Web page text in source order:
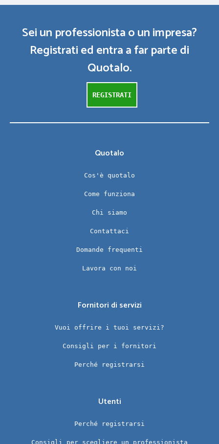
Sei un professionista o un impresa?
Registrati ed entra a far parte di
Quotalo.
REGISTRATI
Quotalo
Cos'è quotalo
Come funziona
Chi siamo
Contattaci
Domande frequenti
Lavora con noi
Fornitori di servizi
Vuoi offrire i tuoi servizi?
Consigli per i fornitori
Perché registrarsi
Utenti
Perché registrarsi
Consigli per scegliere un professionista